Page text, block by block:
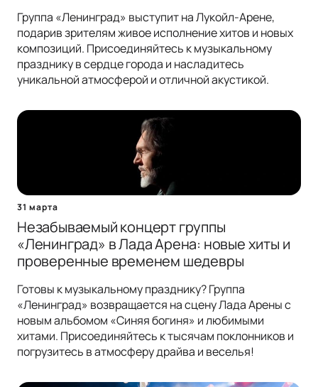
Группа «Ленинград» выступит на Лукойл-Арене,
подарив зрителям живое исполнение хитов и новых
композиций. Присоединяйтесь к музыкальному
празднику в сердце города и насладитесь
уникальной атмосферой и отличной акустикой.
31 марта
Незабываемый концерт группы
«Ленинград» в Лада Арена: новые хиты и
проверенные временем шедевры
Готовы к музыкальному празднику? Группа
«Ленинград» возвращается на сцену Лада Арены с
новым альбомом «Синяя богиня» и любимыми
хитами. Присоединяйтесь к тысячам поклонников и
погрузитесь в атмосферу драйва и веселья!